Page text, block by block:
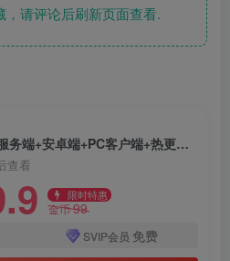
请评论后刷新页面查看.
原神3.4手游源码＋Linux服务端+安卓端+PC客户端+热更文件＋GM管理后台+视频搭建教程
查看
限时特惠
金币99
SVIP会员 免费